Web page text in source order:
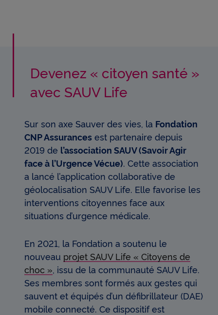
Devenez « citoyen santé »
avec SAUV Life
Sur son axe Sauver des vies, la Fondation
CNP Assurances est partenaire depuis
2019 de l’association SAUV (Savoir Agir
face à l’Urgence Vécue). Cette association
a lancé l’application collaborative de
géolocalisation SAUV Life. Elle favorise les
interventions citoyennes face aux
situations d’urgence médicale.
En 2021, la Fondation a soutenu le
nouveau projet SAUV Life « Citoyens de
choc », issu de la communauté SAUV Life.
Ses membres sont formés aux gestes qui
sauvent et équipés d’un défibrillateur (DAE)
mobile connecté. Ce dispositif est